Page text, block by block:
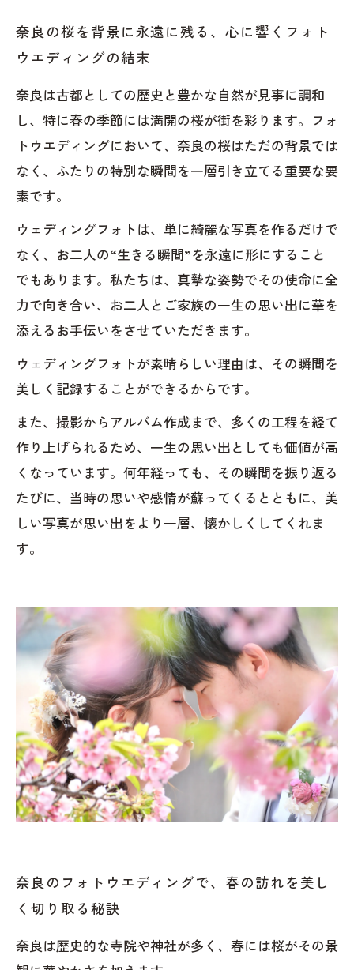
奈良の桜を背景に永遠に残る、心に響くフォト
ウエディングの結末
奈良は古都としての歴史と豊かな自然が見事に調和
し、特に春の季節には満開の桜が街を彩ります。フォ
トウエディングにおいて、奈良の桜はただの背景では
なく、ふたりの特別な瞬間を一層引き立てる重要な要
素です。
ウェディングフォトは、単に綺麗な写真を作るだけで
なく、お二人の“生きる瞬間”を永遠に形にすること
でもあります。私たちは、真摯な姿勢でその使命に全
力で向き合い、お二人とご家族の一生の思い出に華を
添えるお手伝いをさせていただきます。
ウェディングフォトが素晴らしい理由は、その瞬間を
美しく記録することができるからです。
また、撮影からアルバム作成まで、多くの工程を経て
作り上げられるため、一生の思い出としても価値が高
くなっています。何年経っても、その瞬間を振り返る
たびに、当時の思いや感情が蘇ってくるとともに、美
しい写真が思い出をより一層、懐かしくしてくれま
す。
奈良のフォトウエディングで、春の訪れを美し
く切り取る秘訣
奈良は歴史的な寺院や神社が多く、春には桜がその景